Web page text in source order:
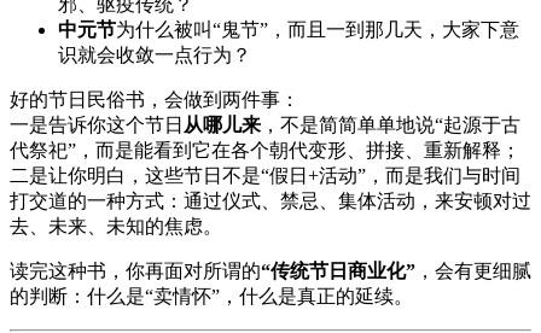
中元节为什么被叫“鬼节”，而且一到那几天，大家下意
识就会收敛一点行为？
好的节日民俗书，会做到两件事：
一是告诉你这个节日 从哪儿来 ，不是简简单单地说“起源于古
代祭祀”，而是能看到它在各个朝代变形、拼接、重新解释；
二是让你明白，这些节日不是“假日+活动”，而是我们与时间
打交道的一种方式：通过仪式、禁忌、集体活动，来安顿对过
去、未来、未知的焦虑。
读完这种书，你再面对所谓的“传统节日商业化” ，会有更细腻
的判断：什么是“卖情怀”，什么是真正的延续。